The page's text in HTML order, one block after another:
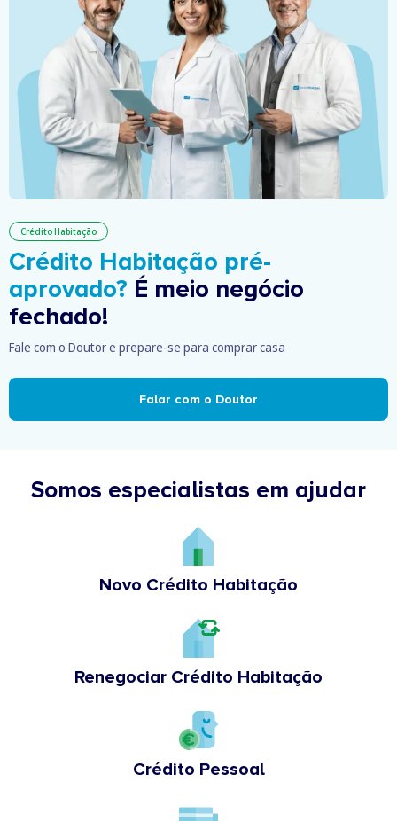
Crédito Habitação
Crédito Habitação pré-
aprovado? É meio negócio
fechado!
Fale com o Doutor e prepare-se para comprar casa
Falar com o Doutor
Somos especialistas em ajudar
Novo Crédito Habitação
Renegociar Crédito Habitação
Crédito Pessoal